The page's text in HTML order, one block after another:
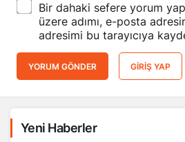
Bir dahaki sefere yorum
üzere adımı, e-posta
adresimi bu tarayıcıya
YORUM GÖNDER GIRIŞ YAP
Yeni Haberler